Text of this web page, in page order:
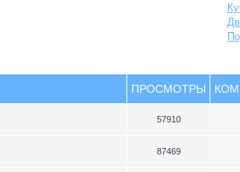
ПРОСМОТРЫ
57910
87469